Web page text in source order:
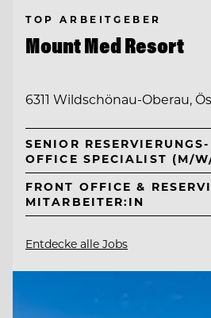
TOP ARBEITGEBER
Mount Med Resort
6311 Wildschönau-Oberau,
SENIOR
OFFICE SPECIALIST (M/
FRONT OFFICE &
MITARBEITER:IN
Entdecke alle Jobs